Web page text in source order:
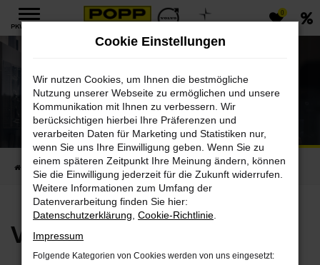
Zum
Hauptinhalt
PKW MENÜ
0
Volvo Service
Startseite Werkstatt & Service Leistungen Volvo Service
Volvo Service
Cookie Einstellungen
Wir nutzen Cookies, um Ihnen die bestmögliche
Nutzung unserer Webseite zu ermöglichen und unsere
Kommunikation mit Ihnen zu verbessern. Wir
berücksichtigen hierbei Ihre Präferenzen und
verarbeiten Daten für Marketing und Statistiken nur,
wenn Sie uns Ihre Einwilligung geben. Wenn Sie zu
einem späteren Zeitpunkt Ihre Meinung ändern, können
Sie die Einwilligung jederzeit für die Zukunft widerrufen.
Weitere Informationen zum Umfang der
Datenverarbeitung finden Sie hier:
Datenschutzerklärung Cookie-Richtlinie
Impressum
Folgende Kategorien von Cookies werden von uns eingesetzt: